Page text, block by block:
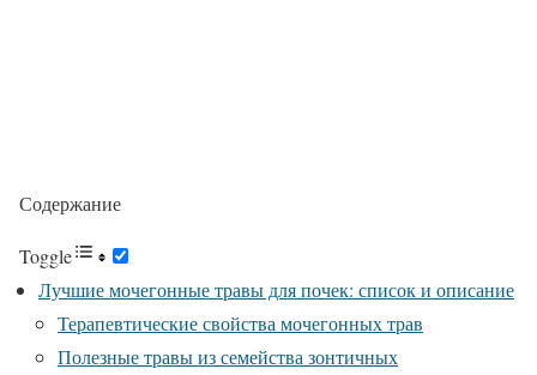
Содержание
Toggle
Лучшие мочегонные травы для почек: список и описание
Терапевтические свойства мочегонных трав
Полезные травы из семейства зонтичных